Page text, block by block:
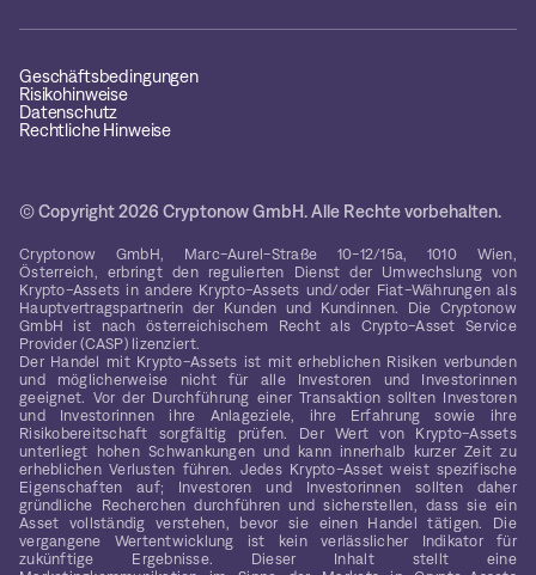
Geschäftsbedingungen
Risikohinweise
Datenschutz
Rechtliche Hinweise
© Copyright 2026 Cryptonow GmbH. Alle Rechte vorbehalten.
Cryptonow GmbH, Marc-Aurel-Straße 10-12/15a, 1010 Wien,
Österreich, erbringt den regulierten Dienst der Umwechslung von
Krypto-Assets in andere Krypto-Assets und/oder Fiat-Währungen als
Hauptvertragspartnerin der Kunden und Kundinnen. Die Cryptonow
GmbH ist nach österreichischem Recht als Crypto-Asset Service
Provider (CASP) lizenziert.
Der Handel mit Krypto-Assets ist mit erheblichen Risiken verbunden
und möglicherweise nicht für alle Investoren und Investorinnen
geeignet. Vor der Durchführung einer Transaktion sollten Investoren
und Investorinnen ihre Anlageziele, ihre Erfahrung sowie ihre
Risikobereitschaft sorgfältig prüfen. Der Wert von Krypto-Assets
unterliegt hohen Schwankungen und kann innerhalb kurzer Zeit zu
erheblichen Verlusten führen. Jedes Krypto-Asset weist spezifische
Eigenschaften auf; Investoren und Investorinnen sollten daher
gründliche Recherchen durchführen und sicherstellen, dass sie ein
Asset vollständig verstehen, bevor sie einen Handel tätigen. Die
vergangene Wertentwicklung ist kein verlässlicher Indikator für
zukünftige Ergebnisse. Dieser Inhalt stellt eine